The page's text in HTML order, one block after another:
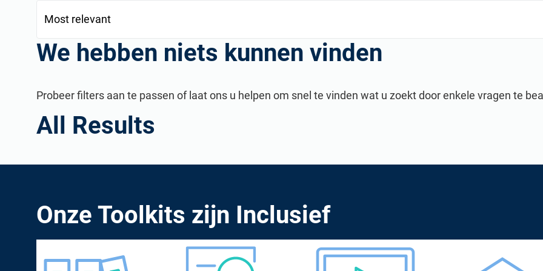
Consultantgids
We hebben niets kunnen vinden
Probeer filters aan te passen of laat ons u helpen om snel te vinden wat u zoekt door enkele vragen te
All Results
Onze Toolkits zijn Inclusief